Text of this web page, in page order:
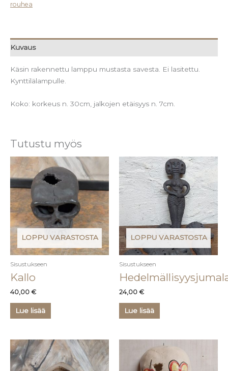
rouhea
Kuvaus
Käsin rakennettu lamppu mustasta savesta. Ei lasitettu.
Kynttilälampulle.
Koko: korkeus n. 30cm, jalkojen etäisyys n. 7cm.
Tutustu myös
LOPPU VARASTOSTA
Sisustukseen
Kallo
40,00 €
Lue lisää
LOPPU VARASTOSTA
Sisustukseen
24,00 €
Lue lisää